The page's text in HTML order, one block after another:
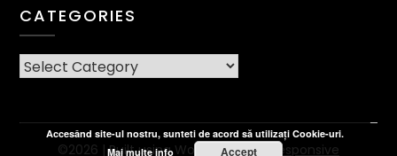
CATEGORIES
CATEGORIES
©2026 | Built using WordPress and Responsive
Accesând site-ul nostru, sunteti de acord să utilizați Cookie-uri.
Mai multe info
Accept